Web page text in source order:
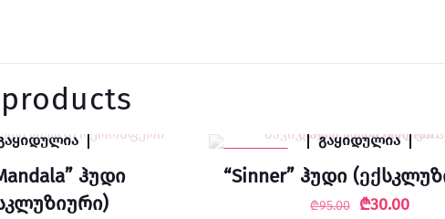
ჰუდი
გაყიდულია
“Sinner” ჰუდი
₾95.00
Original
₾30.00